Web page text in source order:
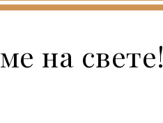
на свете!